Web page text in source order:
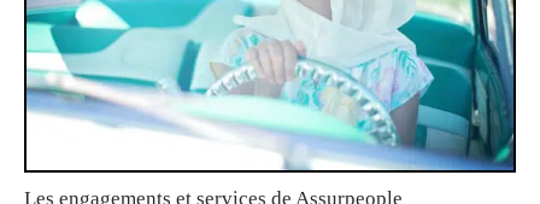
Les engagements et services de Assurpeople